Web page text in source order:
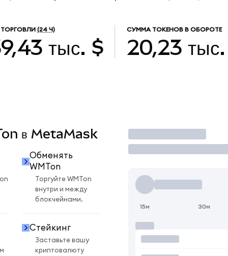
(24 Ч)
тыс. $
СУММА ТОКЕНОВ В ОБОРОТЕ
20,23 тыс.
в MetaMask
Обменять
WMTon
Торгуйте WMTon
внутри и между
блокчейнами.
Стейкинг
Заставьте вашу
криптовалюту
Торговать
15м 30м